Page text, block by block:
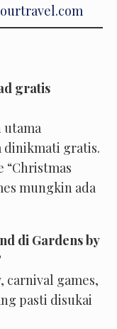
gratis
utama
dinikmati gratis.
“Christmas
mungkin ada
di Gardens by
carnival games,
pasti disukai